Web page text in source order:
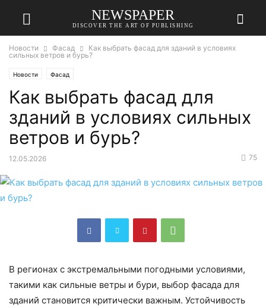
NEWSPAPER
DISCOVER THE ART OF PUBLISHING
Новости Фасад
Как выбрать фасад для зданий в условиях
сильных ветров и бурь?
Новости Фасад
Как выбрать фасад для
зданий в условиях сильных
ветров и бурь?
12.05.2026 75
В регионах с экстремальными погодными условиями,
такими как сильные ветры и бури, выбор фасада для
зданий становится критически важным. Устойчивость